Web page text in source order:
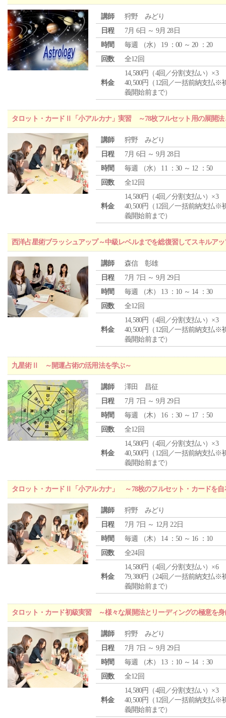
講師
狩野 みどり
日程
7月 6日 ～ 9月 28日
時間
毎週 （水） 19 ：00 ～ 20 ：20
回数
全12回
料金
14,580円（4回／分割支払い）×3
40,500円（12回／一括前納支払※
義開始前まで）
タロット・カードⅡ「小アルカナ」実習 ～78枚フルセット用の展開法
講師
狩野 みどり
日程
7月 6日 ～ 9月 28日
時間
毎週 （水） 11 ：30 ～ 12 ：50
回数
全12回
料金
14,580円（4回／分割支払い）×3
40,500円（12回／一括前納支払※
義開始前まで）
西洋占星術ブラッシュアップ～中級レベルまでを総復習してスキルア
講師
森信 彰雄
日程
7月 7日 ～ 9月 29日
時間
毎週 （木） 13 ：10 ～ 14 ：30
回数
全12回
料金
14,580円（4回／分割支払い）×3
40,500円（12回／一括前納支払※
義開始前まで）
九星術Ⅱ ～開運占術の活用法を学ぶ～
講師
澤田 昌征
日程
7月 7日 ～ 9月 29日
時間
毎週 （木） 16 ：30 ～ 17 ：50
回数
全12回
料金
14,580円（4回／分割支払い）×3
40,500円（12回／一括前納支払※
義開始前まで）
タロット・カードⅡ「小アルカナ」 ～78枚のフルセット・カードを自
講師
狩野 みどり
日程
7月 7日 ～ 12月 22日
時間
毎週 （木） 14 ：50 ～ 16 ：10
回数
全24回
料金
14,580円（4回／分割支払い）×6
79,380円（24回／一括前納支払※
義開始前まで）
タロット・カード初級実習 ～様々な展開法とリーディングの極意を身
講師
狩野 みどり
日程
7月 7日 ～ 9月 29日
時間
毎週 （木） 13 ：10 ～ 14 ：30
回数
全12回
料金
14,580円（4回／分割支払い）×3
40,500円（12回／一括前納支払※
義開始前まで）